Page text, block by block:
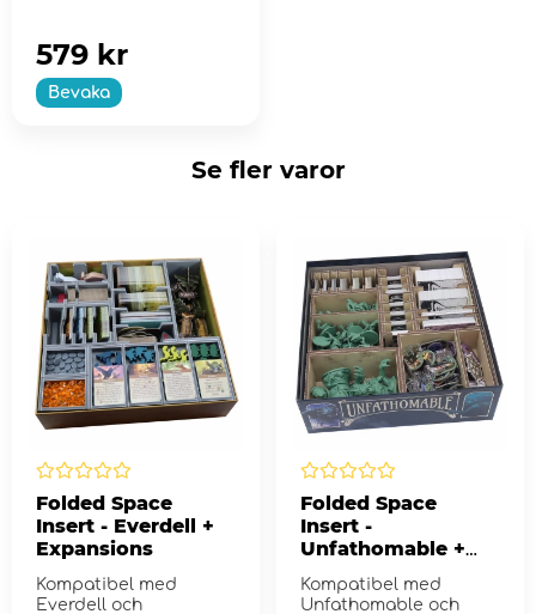
Bevaka
579 kr
Se fler varor
Folded Space
Insert - Everdell +
Expansions
Kompatibel med
Everdell och
Folded Space
Insert -
Unfathomable +
expansion
Kompatibel med
Unfathomable och